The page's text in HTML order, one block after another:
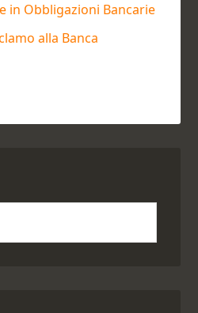
in Obbligazioni Bancarie
alla Banca